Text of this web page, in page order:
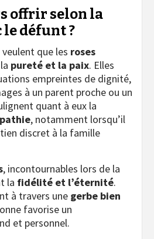
offrir selon la
défunt ?
que les roses
pureté et la paix. Elles
empreintes de dignité,
à un parent proche ou un
quant à eux la
, notamment lorsqu’il
discret à la famille
, incontournables lors de la
la fidélité et l’éternité.
à travers une gerbe bien
favorise un
et personnel.